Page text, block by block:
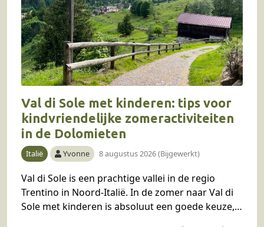
Val di Sole met kinderen: tips voor
kindvriendelijke zomeractiviteiten
in de Dolomieten
Italië Yvonne 8 augustus 2026 (Bijgewerkt)
Val di Sole is een prachtige vallei in de regio
Trentino in Noord-Italië. In de zomer naar Val di
Sole met kinderen is absoluut een goede keuze,